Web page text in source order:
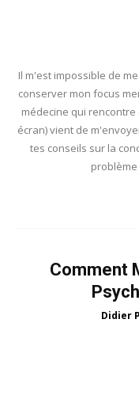
Il m'est impossible de
conserver mon focus
médecine qui
écran) vient de
tes conseils sur la
problème
Comment
Didier